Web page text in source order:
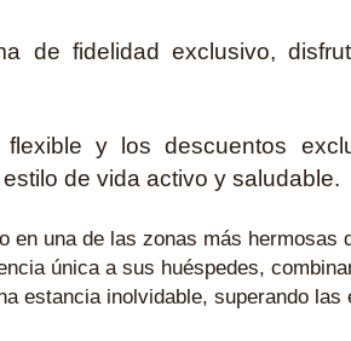
de fidelidad exclusivo,
flexible y los descuentos
de vida activo y saludable.
una de las zonas más hermosas
única a sus huéspedes,
estancia inolvidable, superando las